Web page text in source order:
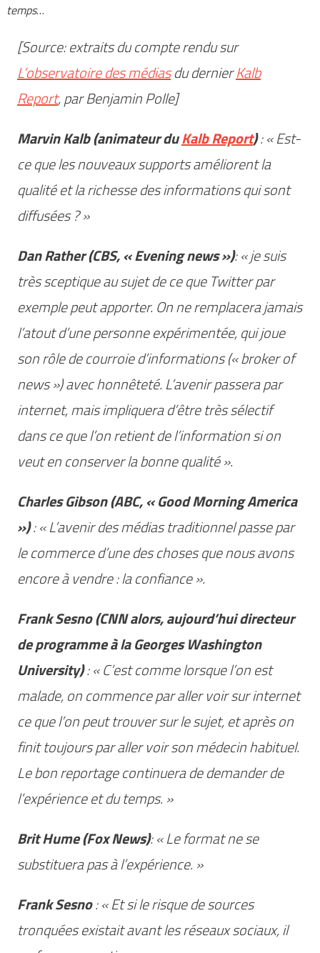
temps…
[Source: extraits du compte rendu sur
L’observatoire des médiasdu dernierKalb
Report, par Benjamin Polle]
Marvin Kalb (animateur duKalb Report): « Est-
ce que les nouveaux supports améliorent la
qualité et la richesse des informations qui sont
diffusées ? »
Dan Rather (CBS, « Evening news »): « je suis
très sceptique au sujet de ce que Twitter par
exemple peut apporter. On ne remplacera jamais
l’atout d’une personne expérimentée, qui joue
son rôle de courroie d’informations (« broker of
news ») avec honnêteté. L’avenir passera par
internet, mais impliquera d’être très sélectif
dans ce que l’on retient de l’information si on
veut en conserver la bonne qualité ».
Charles Gibson (ABC, « Good Morning America
»): « L’avenir des médias traditionnel passe par
le commerce d’une des choses que nous avons
encore à vendre : la confiance ».
Frank Sesno (CNN alors, aujourd’hui directeur
de programme à la Georges Washington
University): « C’est comme lorsque l’on est
malade, on commence par aller voir sur internet
ce que l’on peut trouver sur le sujet, et après on
finit toujours par aller voir son médecin habituel.
Le bon reportage continuera de demander de
l’expérience et du temps. »
Brit Hume (Fox News): « Le format ne se
substituera pas à l’expérience. »
Frank Sesno: « Et si le risque de sources
tronquées existait avant les réseaux sociaux, il